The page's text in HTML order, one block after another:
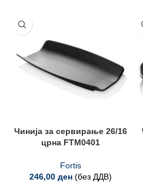
Чинија за сервирање 26/16
црна FTM0401
Fortis
246,00 ден (без ДДВ)